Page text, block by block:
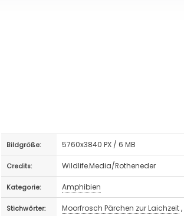
Bildgröße: 5760x3840 PX / 6 MB
Credits: Wildlife.Media/Rotheneder
Kategorie: Amphibien
Stichwörter: Moorfrosch Pärchen zur Laichzeit,